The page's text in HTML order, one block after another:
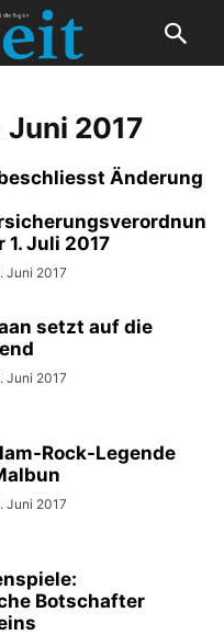
2017
Änderung
1. Juli 2017
Juni 2017
setzt auf die
Juni 2017
Rock-Legende
Juni 2017
Botschafter